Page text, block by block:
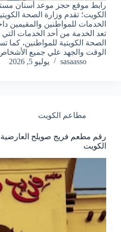
رابط موقع حجز موعد أسنان
الكويت؛ تقدم وزارة الصحة
الخدمات للمواطنين والمقيمين
تعد الخدمة من أحد الخدمات التي
الصحة الكويتية للمواطنين،
الوقت والجهد علي جميع
sasaasso
يوليو 5, 2026
مطاعم الكويت
رقم مطعم فريج صويلح
الكويت